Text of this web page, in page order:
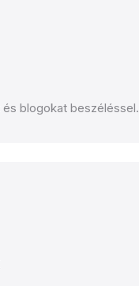
blogokat beszéléssel.